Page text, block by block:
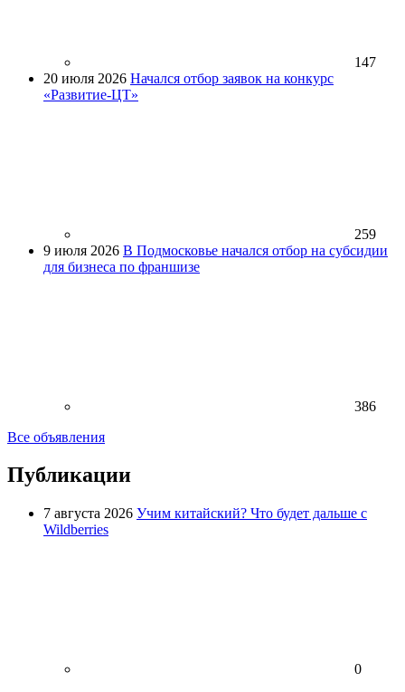
147
20 июля 2026 Начался отбор заявок на конкурс
«Развитие-ЦТ»
259
9 июля 2026 В Подмосковье начался отбор на субсидии
для бизнеса по франшизе
386
Все объявления
Публикации
7 августа 2026 Учим китайский? Что будет дальше с
Wildberries
0